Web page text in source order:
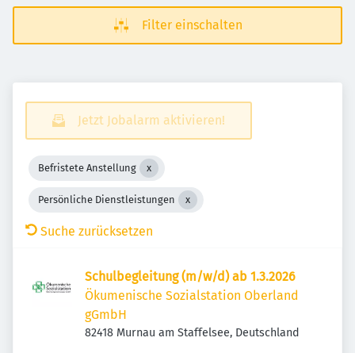
Filter einschalten
Jetzt Jobalarm aktivieren!
Befristete Anstellung
Persönliche Dienstleistungen
Suche zurücksetzen
Schulbegleitung (m/w/d) ab 1.3.2026
Ökumenische Sozialstation Oberland
gGmbH
82418 Murnau am Staffelsee, Deutschland